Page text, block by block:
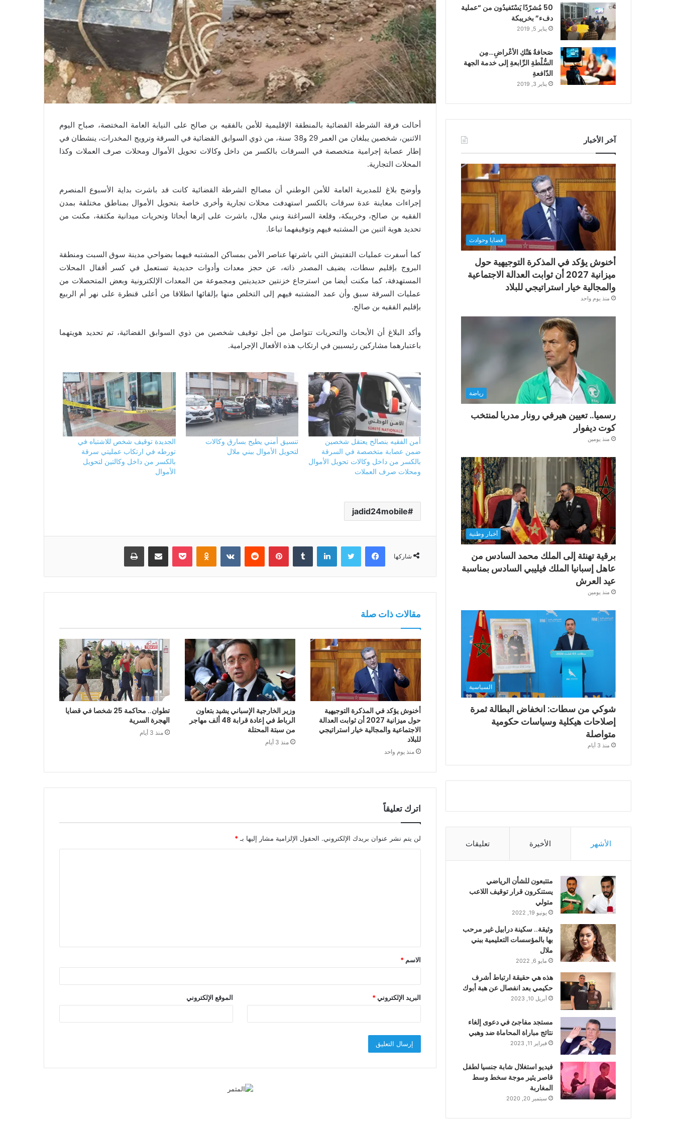
أحالت فرقة الشرطة القضائية بالمنطقة الإقليمية للأمن بالفقيه بن صالح على النيابة العامة المختصة، صباح اليوم
الاثنين، شخصين يبلغان من العمر 29 و38 سنة، من ذوي السوابق القضائية في السرقة وترويج المخدرات، ينشطان في
إطار عصابة إجرامية متخصصة في السرقات بالكسر من داخل وكالات تحويل الأموال ومحلات صرف العملات وكذا
المحلات التجارية.
وأوضح بلاغ للمديرية العامة للأمن الوطني أن مصالح الشرطة القضائية كانت قد باشرت بداية الأسبوع المنصرم
إجراءات معاينة عدة سرقات بالكسر استهدفت محلات تجارية وأخرى خاصة بتحويل الأموال بمناطق مختلفة بمدن
الفقيه بن صالح، وخريبكة، وقلعة السراغنة وبني ملال، باشرت على إثرها أبحاثا وتحريات ميدانية مكثفة، مكنت من
تحديد هوية اثنين من المشتبه فيهم وتوقيفهما تباعا.
كما أسفرت عمليات التفتيش التي باشرتها عناصر الأمن بمساكن المشتبه فيهما بضواحي مدينة سوق السبت ومنطقة
البروج بإقليم سطات، يضيف المصدر ذاته، عن حجز معدات وأدوات حديدية تستعمل في كسر أقفال المحلات
المستهدفة، كما مكنت أيضا من استرجاع خزنتين حديديتين ومجموعة من المعدات الإلكترونية وبعض المتحصلات من
عمليات السرقة سبق وأن عمد المشتبه فيهم إلى التخلص منها بإلقائها انطلاقا من أعلى قنطرة على نهر أم الربيع
بإقليم الفقيه بن صالح.
وأكد البلاغ أن الأبحاث والتحريات تتواصل من أجل توقيف شخصين من ذوي السوابق القضائية، تم تحديد هويتهما
باعتبارهما مشاركين رئيسيين في ارتكاب هذه الأفعال الإجرامية.
أمن الفقيه بنصالح يعتقل شخصين
ضمن عصابة متخصصة في السرقة
بالكسر من داخل وكالات تحويل الأموال
ومحلات صرف العملات
تنسيق أمني يطيح بسارق وكالات
لتحويل الأموال ببني ملال
الجديدة توقيف شخص للاشتباه في
تورطه في ارتكاب عمليتي سرقة
بالكسر من داخل وكالتين لتحويل
الأموال
jadid24mobile
شاركها
فيسبوك تويتر لينكدإن بينتيريست Odnoklassniki
بوكيت مشاركة عبر البريد طباعة
مقالات ذات صلة
أخنوش يؤكد في المذكرة التوجيهية
حول ميزانية 2027 أن ثوابت العدالة
الاجتماعية والمجالية خيار استراتيجي
للبلاد
منذ يوم واحد
وزير الخارجية الإسباني يشيد بتعاون
الرباط في إعادة قرابة 48 ألف مهاجر
من سبتة المحتلة
منذ 3 أيام
تطوان.. محاكمة 25 شخصا في قضايا
الهجرة السرية
منذ 3 أيام
اترك تعليقاً
لن يتم نشر عنوان بريدك الإلكتروني. الحقول الإلزامية مشار إليها بـ*
ق
*
الاسم *
البريد الإلكتروني* الموقع الإلكتروني
50 مُشرّدًا يَسْتَفيدُون من “عملية
دفء” بخريبكة
يناير 5, 2019
صَحافةُ هَتْكِ الأعْراضِ…مِن
السُّلْطةِ الرِّابعةِ إلى خدمة الجهة
الدّافعةِ
يناير 3, 2019
آخر الأخبار
قضايا وحوادث
أخنوش يؤكد في المذكرة التوجيهية حول
ميزانية 2027 أن ثوابت العدالة الاجتماعية
والمجالية خيار استراتيجي للبلاد
منذ يوم واحد
رياضة
رسميا.. تعيين هيرفي رونار مدربا لمنتخب
كوت ديفوار
منذ يومين
أخبار وطنية
برقية تهنئة إلى الملك محمد السادس من
عاهل إسبانيا الملك فيليبي السادس بمناسبة
عيد العرش
منذ يومين
السياسية
شوكي من سطات: انخفاض البطالة ثمرة
إصلاحات هيكلية وسياسات حكومية
متواصلة
منذ 3 أيام
الأشهر الأخيرة تعليقات
متتبعون للشأن الرياضي
يستنكرون قرار توقيف اللاعب
متولي
يونيو 19, 2022
وثيقة.. سكينة درابيل غير مرحب
بها بالمؤسسات التعليمية ببني
ملال
مايو 6, 2022
هذه هي حقيقة ارتباط أشرف
حكيمي بعد انفصال عن هبة أبوك
أبريل 10, 2023
مستجد مفاجئ في دعوى إلغاء
نتائج مباراة المحاماة ضد وهبي
فبراير 11, 2023
فيديو استغلال شابة جنسيا لطفل
قاصر يثير موجة سخط وسط
المغاربة
سبتمبر 20, 2020